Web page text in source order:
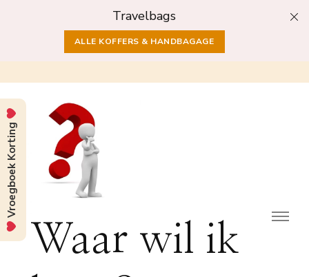
Travelbags
ALLE KOFFERS & HANDBAGAGE
Waar wil ik
Vroegboek Korting